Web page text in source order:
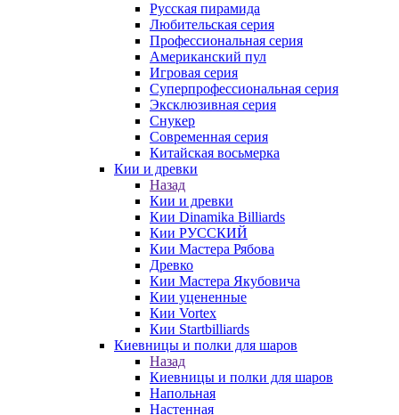
Русская пирамида
Любительская серия
Профессиональная серия
Американский пул
Игровая серия
Суперпрофессиональная серия
Эксклюзивная серия
Снукер
Современная серия
Китайская восьмерка
Кии и древки
Назад
Кии и древки
Кии Dinamika Billiards
Кии РУССКИЙ
Кии Мастера Рябова
Древко
Кии Мастера Якубовича
Кии уцененные
Кии Vortex
Кии Startbilliards
Киевницы и полки для шаров
Назад
Киевницы и полки для шаров
Напольная
Настенная